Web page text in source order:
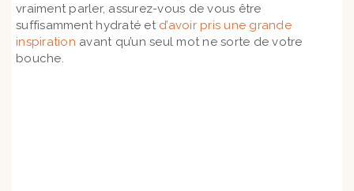
vraiment parler, assurez-vous de vous être
suffisamment hydraté et d’avoir pris une grande
inspiration avant qu’un seul mot ne sorte de votre
bouche.